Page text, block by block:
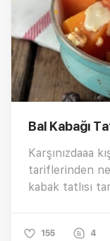
Bal Kabağı
Karşınızdaaa
tariflerinden
kabak tatlısı
155 4